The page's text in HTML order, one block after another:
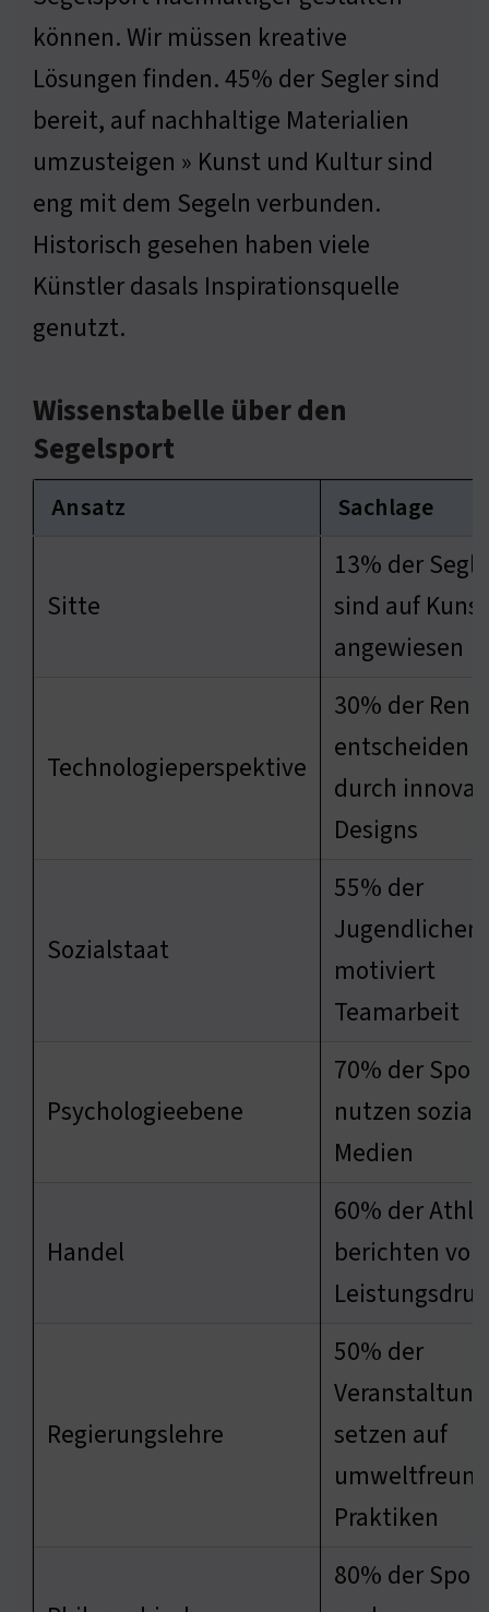
können. Wir müssen kreative
Lösungen finden. 45% der Segler sind
bereit, auf nachhaltige Materialien
umzusteigen » Kunst und Kultur sind
eng mit dem Segeln verbunden.
Historisch gesehen haben viele
Künstler dasals Inspirationsquelle
genutzt.
Wissenstabelle über den
Segelsport
Ansatz Sachlage
Sitte
13% der
sind auf Kunst
angewiesen
Technologieperspektive
30% der
entscheiden
durch
Designs
Sozialstaat
55% der
Jugendlichen
motiviert
Teamarbeit
Psychologieebene
70% der
nutzen
Medien
Handel
60% der
berichten von
Regierungslehre
50% der
setzen auf
Praktiken
80% der